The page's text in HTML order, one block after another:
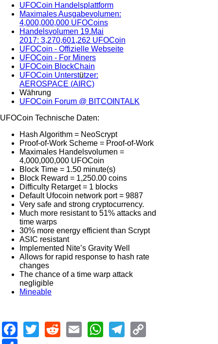
UFOCoin Handelsplattform
Maximales Ausgabevolumen:
4,000,000,000 UFOCoins
Handelsvolumen 19.Mai
2017: 3,270,601,262 UFOCoin
UFOCoin - Offizielle Webseite
UFOCoin - For Miners
UFOCoin BlockChain
UFOCoin Unterstützer:
AEROSPACE (AIRC)
Währung
UFOCoin Forum @ BITCOINTALK
UFOCoin Technische Daten:
Hash Algorithm = NeoScrypt
Proof-of-Work Scheme = Proof-of-Work
Maximales Handelsvolumen =
4,000,000,000 UFOCoin
Block Time = 1.50 minute(s)
Block Reward = 1,250.00 coins
Difficulty Retarget = 1 blocks
Default Ufocoin network port = 9887
Very safe and strong cryptocurrency.
Much more resistant to 51% attacks and
time warps
30% more energy efficient than Scrypt
ASIC resistant
Implemented Nite’s Gravity Well
Allows for rapid response to hash rate
changes
The chance of a time warp attack
negligible
Mineable
Facebook
TwitterRedditEmailWhatsApp
Telegram